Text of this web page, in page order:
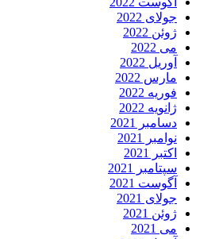
جولای 2022
ژوئن 2022
می 2022
آوریل 2022
مارس 2022
فوریه 2022
ژانویه 2022
دسامبر 2021
نوامبر 2021
اکتبر 2021
سپتامبر 2021
آگوست 2021
جولای 2021
ژوئن 2021
می 2021